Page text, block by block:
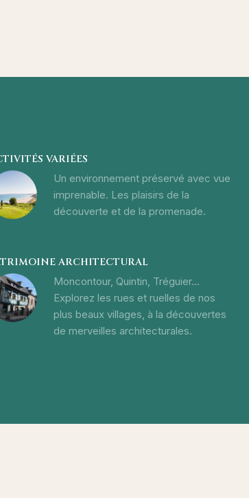
VARIÉES
Un environnement préservé avec vue
imprenable. Les plaisirs de la
découverte et de la promenade.
ARCHITECTURAL
Moncontour, Quintin, Tréguier...
Explorez les rues et ruelles de nos
plus beaux villages, à la découvertes
de merveilles architecturales.